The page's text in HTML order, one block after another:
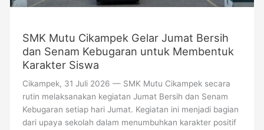
SMK Mutu Cikampek Gelar Jumat Bersih
dan Senam Kebugaran untuk Membentuk
Karakter Siswa
Cikampek, 31 Juli 2026 — SMK Mutu Cikampek secara
rutin melaksanakan kegiatan Jumat Bersih dan Senam
Kebugaran setiap hari Jumat. Kegiatan ini menjadi bagian
dari upaya sekolah dalam menumbuhkan karakter positif
Kebugaran
Membentuk
Karakter
Siswa